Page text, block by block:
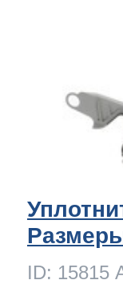
ID: 15815